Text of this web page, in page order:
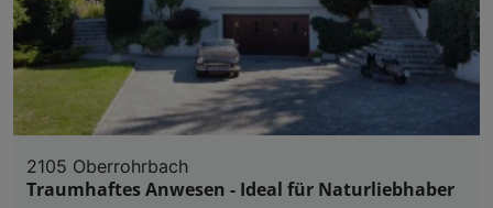
2105 Oberrohrbach
Traumhaftes Anwesen - Ideal für Naturliebhaber